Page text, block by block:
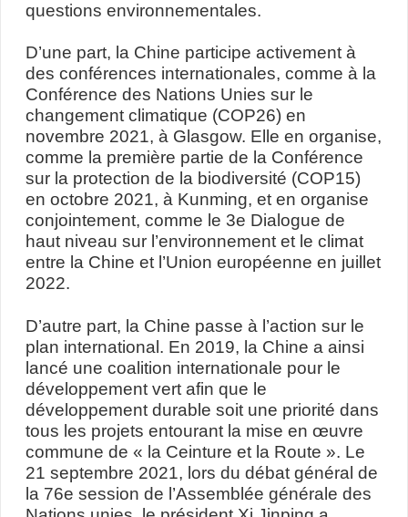
questions environnementales.
D’une part, la Chine participe activement à
des conférences internationales, comme à la
Conférence des Nations Unies sur le
changement climatique (COP26) en
novembre 2021, à Glasgow. Elle en organise,
comme la première partie de la Conférence
sur la protection de la biodiversité (COP15)
en octobre 2021, à Kunming, et en organise
conjointement, comme le 3e Dialogue de
haut niveau sur l’environnement et le climat
entre la Chine et l’Union européenne en juillet
2022.
D’autre part, la Chine passe à l’action sur le
plan international. En 2019, la Chine a ainsi
lancé une coalition internationale pour le
développement vert afin que le
développement durable soit une priorité dans
tous les projets entourant la mise en œuvre
commune de « la Ceinture et la Route ». Le
21 septembre 2021, lors du débat général de
la 76e session de l’Assemblée générale des